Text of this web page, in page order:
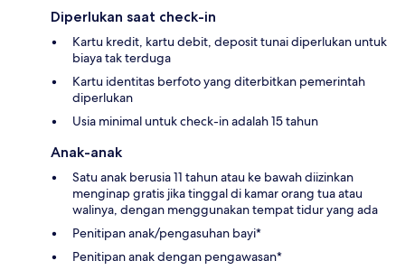
Diperlukan saat check-in
Kartu kredit, kartu debit, deposit tunai diperlukan untuk
biaya tak terduga
Kartu identitas berfoto yang diterbitkan pemerintah
diperlukan
Usia minimal untuk check-in adalah 15 tahun
Anak-anak
Satu anak berusia 11 tahun atau ke bawah diizinkan
menginap gratis jika tinggal di kamar orang tua atau
walinya, dengan menggunakan tempat tidur yang ada
Penitipan anak/pengasuhan bayi*
Penitipan anak dengan pengawasan*